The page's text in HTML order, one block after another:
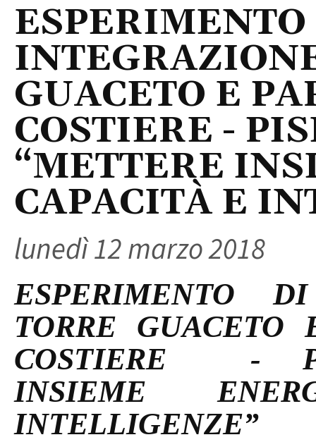
GUACETO E
COSTIERE -
“METTERE
CAPACITÀ E
lunedì 12 marzo 2018
ESPERIMENTO
TORRE
COSTIERE -
INSIEME
INTELLIGENZE”